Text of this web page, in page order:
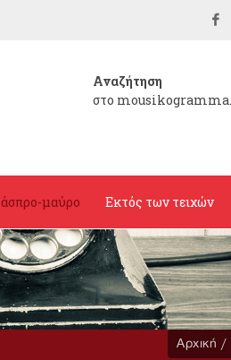
Αναζήτηση
στο
μαύρο Εκτός των τειχών
Αρχική